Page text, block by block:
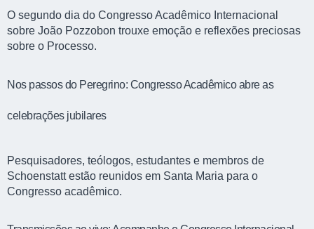
O segundo dia do Congresso Acadêmico Internacional
sobre João Pozzobon trouxe emoção e reflexões preciosas
sobre o Processo.
Nos passos do Peregrino: Congresso Acadêmico abre as
celebrações jubilares
Pesquisadores, teólogos, estudantes e membros de
Schoenstatt estão reunidos em Santa Maria para o
Congresso acadêmico.